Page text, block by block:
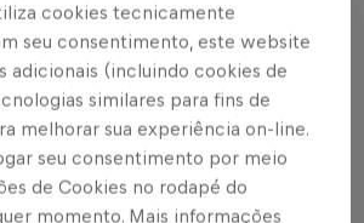
campo dia 01/07, às 15h, contra o
Urbsan, em Betim-MG, pela
Sub-20 Série A 2026. Já
20 Série A 2026, o Braga volta a
07, contra o Referência. A partida
Estádio Hermínio Espósito, em
cookies tecnicamente
seu consentimento, este website
adicionais (incluindo cookies de
similares para fins de
melhorar sua experiência on-line.
seu consentimento por meio
de Cookies no rodapé do
momento. Mais informações